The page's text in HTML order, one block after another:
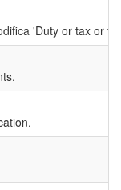
'Duty or tax or